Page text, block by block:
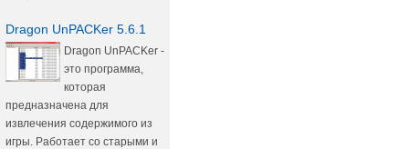
Dragon UnPACKer 5.6.1
Dragon UnPACKer -
это программа,
которая
предназначена для
извлечения содержимого из
игры. Работает со старыми и